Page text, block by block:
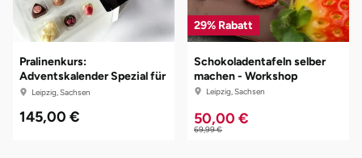
Pralinenkurs:
Adventskalender Spezial für
Kreative
Leipzig, Sachsen
145,00 €
29% Rabatt
Schokoladentafeln selber
machen - Workshop
Leipzig, Sachsen
50,00 €
69,99 €